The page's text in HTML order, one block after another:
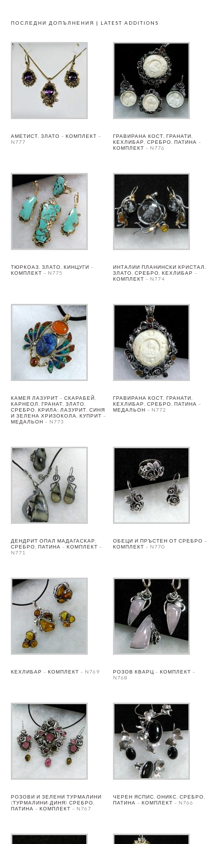
ПОСЛЕДНИ ДОПЪЛНЕНИЯ | LATEST ADDITIONS
АМЕТИСТ, ЗЛАТО – КОМПЛЕКТ –
N777
ГРАВИРАНА КОСТ, ГРАНАТИ,
КЕХЛИБАР, СРЕБРО, ПАТИНА –
КОМПЛЕКТ – N776
ТЮРКОАЗ, ЗЛАТО, КИНЦУГИ –
КОМПЛЕКТ – N775
ИНТАЛИИ ПЛАНИНСКИ КРИСТАЛ,
ЗЛАТО, СРЕБРО, КЕХЛИБАР –
КОМПЛЕКТ – N774
КАМЕЯ ЛАЗУРИТ – СКАРАБЕЙ,
КАРНЕОЛ, ГРАНАТ, ЗЛАТО,
СРЕБРО. КРИЛА: ЛАЗУРИТ, СИНЯ
И ЗЕЛЕНА ХРИЗОКОЛА, КУПРИТ –
МЕДАЛЬОН – N773
ГРАВИРАНА КОСТ, ГРАНАТИ,
КЕХЛИБАР, СРЕБРО, ПАТИНА –
МЕДАЛЬОН – N772
ДЕНДРИТ ОПАЛ МАДАГАСКАР,
СРЕБРО, ПАТИНА – КОМПЛЕКТ –
N771
ОБЕЦИ И ПРЪСТЕН ОТ СРЕБРО –
КОМПЛЕКТ – N770
КЕХЛИБАР – КОМПЛЕКТ – N769
РОЗОВ КВАРЦ – КОМПЛЕКТ –
N768
РОЗОВИ И ЗЕЛЕНИ ТУРМАЛИНИ
(ТУРМАЛИНИ-ДИНЯ) СРЕБРО,
ПАТИНА – КОМПЛЕКТ – N767
ЧЕРЕН ЯСПИС, ОНИКС, СРЕБРО,
ПАТИНА – КОМПЛЕКТ – N766